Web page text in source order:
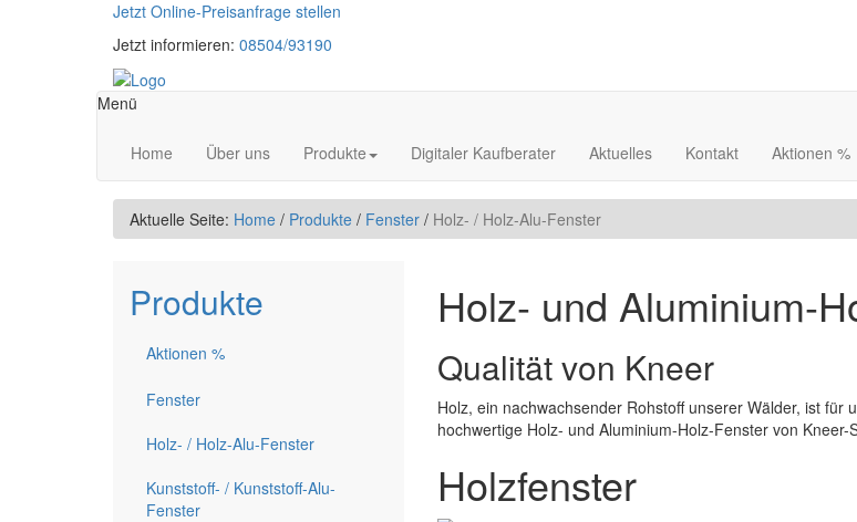
Jetzt Online-Preisanfrage stellen
Jetzt informieren: 08504/93190
Menü
Home Über uns Produkte Digitaler Kaufberater Aktuelles Kontakt Aktionen %
Aktuelle Seite: Home / Produkte / Fenster / Holz- / Holz-Alu-Fenster
Produkte
Aktionen %
Fenster
Holz- / Holz-Alu-Fenster
Kunststoff- / Kunststoff-Alu-
Fenster
Holz- und Aluminium-
Qualität von Kneer
Holz, ein nachwachsender Rohstoff unserer Wälder, ist
hochwertige Holz- und Aluminium-Holz-Fenster von Kneer-
Holzfenster